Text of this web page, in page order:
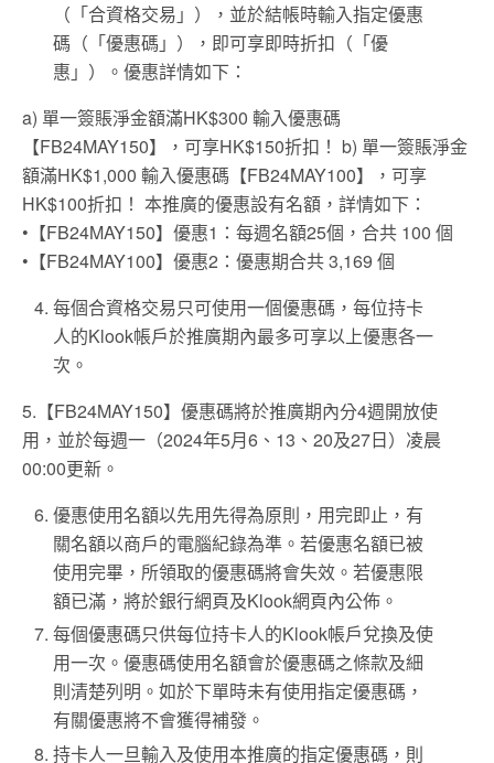
（「合資格交易」），並於結帳時輸入指定優惠
碼（「優惠碼」），即可享即時折扣（「優
惠」）。優惠詳情如下：
a) 單一簽賬淨金額滿HK$300 輸入優惠碼
【FB24MAY150】，可享HK$150折扣！ b) 單一簽賬淨金
額滿HK$1,000 輸入優惠碼【FB24MAY100】，可享
HK$100折扣！ 本推廣的優惠設有名額，詳情如下：
•【FB24MAY150】優惠1：每週名額25個，合共 100 個
•【FB24MAY100】優惠2：優惠期合共 3,169 個
每個合資格交易只可使用一個優惠碼，每位持卡
人的Klook帳戶於推廣期內最多可享以上優惠各一
次。
5.【FB24MAY150】優惠碼將於推廣期內分4週開放使
用，並於每週一（2024年5月6、13、20及27日）凌晨
00:00更新。
優惠使用名額以先用先得為原則，用完即止，有
關名額以商戶的電腦紀錄為準。若優惠名額已被
使用完畢，所領取的優惠碼將會失效。若優惠限
額已滿，將於銀行網頁及Klook網頁內公佈。
每個優惠碼只供每位持卡人的Klook帳戶兌換及使
用一次。優惠碼使用名額會於優惠碼之條款及細
則清楚列明。如於下單時未有使用指定優惠碼，
有關優惠將不會獲得補發。
持卡人一旦輸入及使用本推廣的指定優惠碼，則